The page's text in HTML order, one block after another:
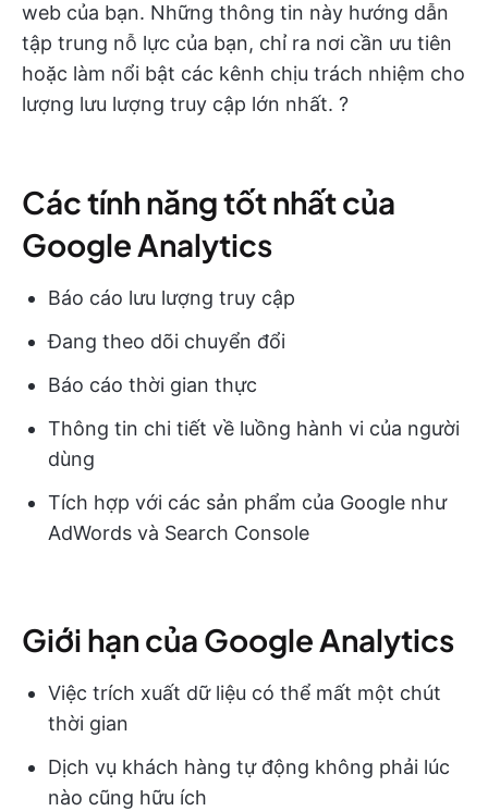
web của bạn. Những thông tin này hướng dẫn
tập trung nỗ lực của bạn, chỉ ra nơi cần ưu tiên
hoặc làm nổi bật các kênh chịu trách nhiệm cho
lượng lưu lượng truy cập lớn nhất. ?
Các tính năng tốt nhất của
Google Analytics
Báo cáo lưu lượng truy cập
Đang theo dõi chuyển đổi
Báo cáo thời gian thực
Thông tin chi tiết về luồng hành vi của người
dùng
Tích hợp với các sản phẩm của Google như
AdWords và Search Console
Giới hạn của Google Analytics
Việc trích xuất dữ liệu có thể mất một chút
thời gian
Dịch vụ khách hàng tự động không phải lúc
nào cũng hữu ích